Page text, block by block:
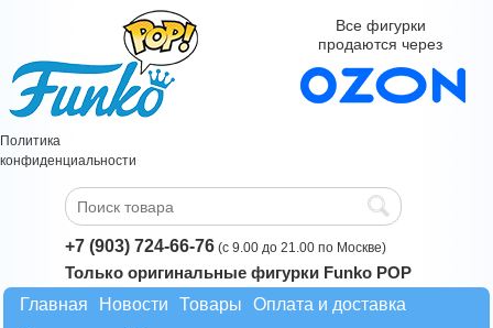
Политика
конфиденциальности
Все фигурки
продаются через
+7 (903) 724-66-76 (с 9.00 до 21.00 по Москве)
Только оригинальные фигурки Funko POP
Главная
Новости Товары
Оплата и доставка